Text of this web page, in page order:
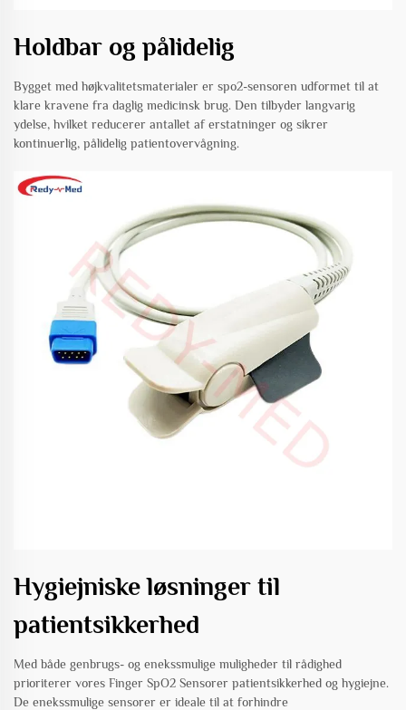
Holdbar og pålidelig
Bygget med højkvalitetsmaterialer er spo2-sensoren udformet til at
klare kravene fra daglig medicinsk brug. Den tilbyder langvarig
ydelse, hvilket reducerer antallet af erstatninger og sikrer
kontinuerlig, pålidelig patientovervågning.
Hygiejniske løsninger til
patientsikkerhed
Med både genbrugs- og enekssmulige muligheder til rådighed
prioriterer vores Finger SpO2 Sensorer patientsikkerhed og hygiejne.
De enekssmulige sensorer er ideale til at forhindre